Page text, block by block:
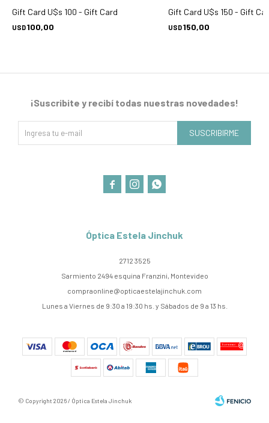
Gift Card U$s 100 - Gift Card
USD100,00
Gift Card U$s 150 - Gift
USD150,00
Óptica Estela Jinchuk
2712 3525
Sarmiento 2494 esquina Franzini, Montevideo
compraonline@opticaestelajinchuk.com
Lunes a Viernes de 9:30 a 19:30 hs. y Sábados de 9 a 13 hs.
¡Suscribite y recibí todas nuestras novedades!
SUSCRIBIRME
  
© Copyright 2026 / Óptica Estela Jinchuk